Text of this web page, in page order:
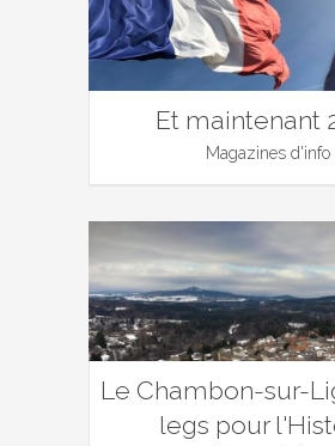
Et maintenant
Magazines d'info
Le Chambon-sur-
legs pour